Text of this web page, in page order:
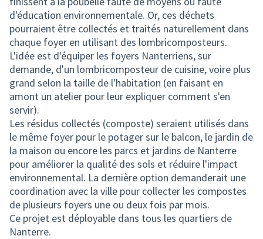
d'éducation environnementale. Or, ces déchets
pourraient être collectés et traités naturellement dans
chaque foyer en utilisant des lombricomposteurs.
L'idée est d'équiper les foyers Nanterriens, sur
demande, d'un lombricomposteur de cuisine, voire plus
grand selon la taille de l'habitation (en faisant en
amont un atelier pour leur expliquer comment s'en
servir).
Les résidus collectés (composte) seraient utilisés dans
le même foyer pour le potager sur le balcon, le jardin de
la maison ou encore les parcs et jardins de Nanterre
pour améliorer la qualité des sols et réduire l'impact
environnemental. La dernière option demanderait une
coordination avec la ville pour collecter les compostes
de plusieurs foyers une ou deux fois par mois.
Ce projet est déployable dans tous les quartiers de
Nanterre.